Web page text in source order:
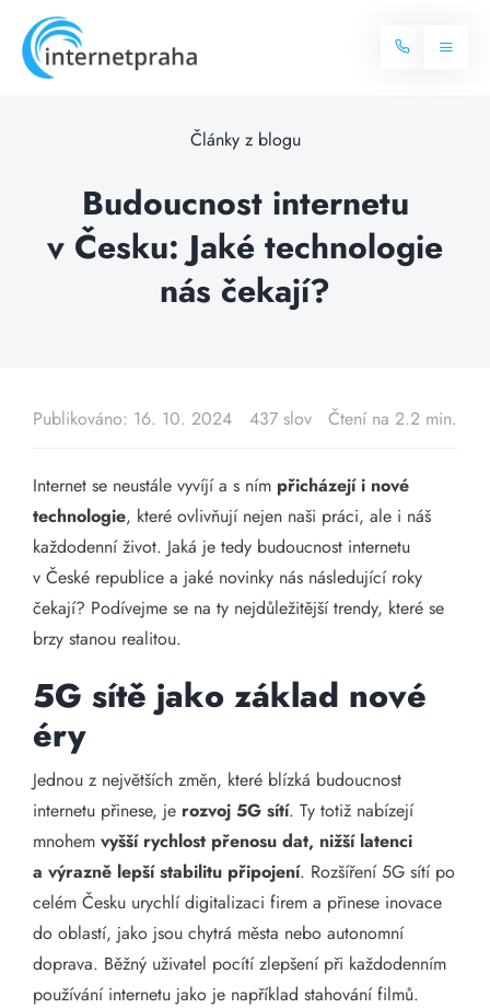
content
Toggle
Balíčky internetu
Více o internetu
Televize
Dostupnost
Články z blogu
Budoucnost internetu
v Česku: Jaké technologie
nás čekají?
Publikováno: 16. 10. 2024 437 slov Čtení na 2.2 min.
Internet se neustále vyvíjí a s ním přicházejí i nové
technologie, které ovlivňují nejen naši práci, ale i náš
každodenní život. Jaká je tedy budoucnost internetu
v České republice a jaké novinky nás následující roky
čekají? Podívejme se na ty nejdůležitější trendy, které se
brzy stanou realitou.
5G sítě jako základ nové
éry
Jednou z největších změn, které blízká budoucnost
internetu přinese, je rozvoj 5G sítí. Ty totiž nabízejí
mnohem vyšší rychlost přenosu dat, nižší latenci
a výrazně lepší stabilitu připojení. Rozšíření 5G sítí po
celém Česku urychlí digitalizaci firem a přinese inovace
do oblastí, jako jsou chytrá města nebo autonomní
doprava. Běžný uživatel pocítí zlepšení při každodenním
používání internetu jako je například stahování filmů.